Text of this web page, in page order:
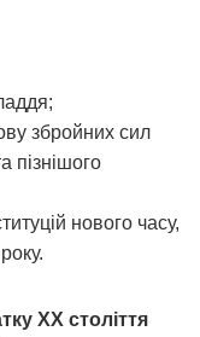
збройних сил
пізнішого
нового часу,
ХХ століття